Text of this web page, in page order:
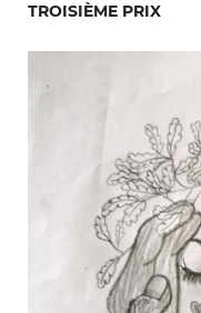
TROISIÈME PRIX